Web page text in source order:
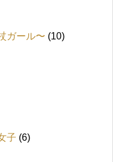
ガール〜 (10)
子 (6)